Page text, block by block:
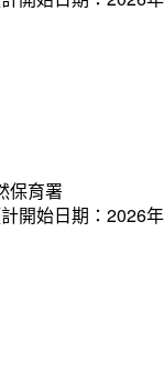
保育署
開始日期：2026